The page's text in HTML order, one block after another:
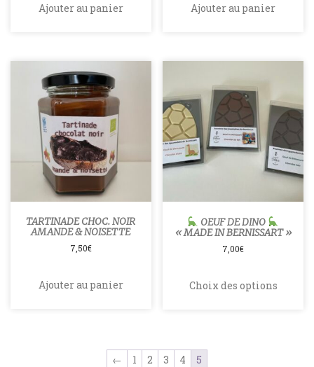
Ajouter au panier Ajouter au panier
TARTINADE CHOC. NOIR
AMANDE & NOISETTE
7,50€
Ajouter au panier
OEUF DE DINO
« MADE IN BERNISSART »
7,00€
Choix des options
← 1 2 3 4 5